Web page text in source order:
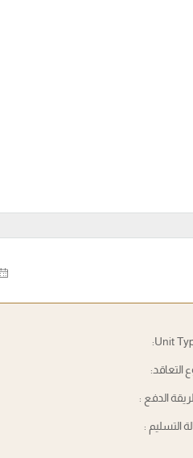
Unit
التعاقد:
الدفع :
التسليم :